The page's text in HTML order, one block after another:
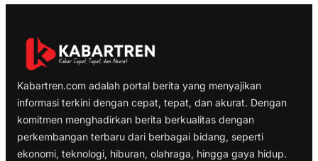
Kabartren.com adalah portal berita yang menyajikan
informasi terkini dengan cepat, tepat, dan akurat. Dengan
komitmen menghadirkan berita berkualitas dengan
perkembangan terbaru dari berbagai bidang, seperti
ekonomi, teknologi, hiburan, olahraga, hingga gaya hidup.